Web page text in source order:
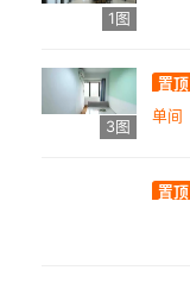
1图
3图
置顶
单间
置顶